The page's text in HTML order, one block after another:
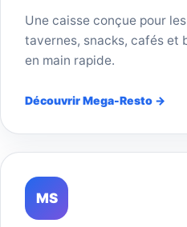
Une caisse conçue pour
tavernes, snacks, cafés et
en main rapide.
Découvrir Mega-Resto →
MS